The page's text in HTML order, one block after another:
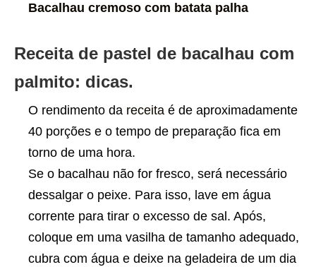
Bacalhau cremoso com batata palha
Receita de pastel de bacalhau com
palmito: dicas.
O rendimento da receita é de aproximadamente
40 porções e o tempo de preparação fica em
torno de uma hora.
Se o bacalhau não for fresco, será necessário
dessalgar o peixe. Para isso, lave em água
corrente para tirar o excesso de sal. Após,
coloque em uma vasilha de tamanho adequado,
cubra com água e deixe na geladeira de um dia